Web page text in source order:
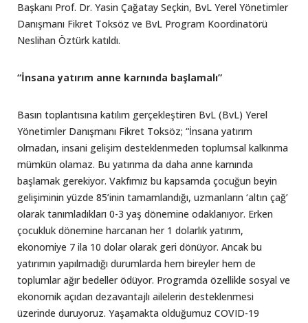
Başkanı Prof. Dr. Yasin Çağatay Seçkin, BvL Yerel Yönetimler
Danışmanı Fikret Toksöz ve BvL Program Koordinatörü
Neslihan Öztürk katıldı.
“İnsana yatırım anne karnında başlamalı”
Basın toplantısına katılım gerçekleştiren BvL (BvL) Yerel
Yönetimler Danışmanı Fikret Toksöz; “İnsana yatırım
olmadan, insani gelişim desteklenmeden toplumsal kalkınma
mümkün olamaz. Bu yatırıma da daha anne karnında
başlamak gerekiyor. Vakfımız bu kapsamda çocuğun beyin
gelişiminin yüzde 85’inin tamamlandığı, uzmanların ‘altın çağ’
olarak tanımladıkları 0-3 yaş dönemine odaklanıyor. Erken
çocukluk dönemine harcanan her 1 dolarlık yatırım,
ekonomiye 7 ila 10 dolar olarak geri dönüyor. Ancak bu
yatırımın yapılmadığı durumlarda hem bireyler hem de
toplumlar ağır bedeller ödüyor. Programda özellikle sosyal ve
ekonomik açıdan dezavantajlı ailelerin desteklenmesi
üzerinde duruyoruz. Yaşamakta olduğumuz COVID-19